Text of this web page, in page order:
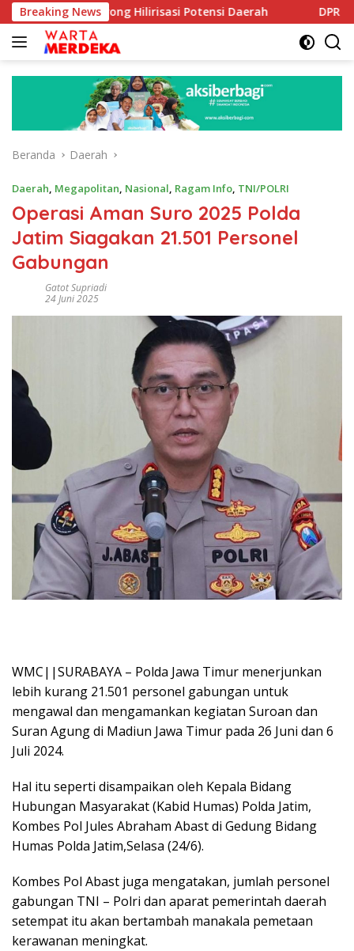
Langsung
ke
konten
Breaking News
Dorong Hilirisasi Potensi Daerah DPR Dorong
Beranda Daerah
Daerah, Megapolitan, Nasional, Ragam Info, TNI/POLRI
Operasi Aman Suro 2025 Polda
Jatim Siagakan 21.501 Personel
Gabungan
Gatot Supriadi
24 Juni 2025
WMC||SURABAYA – Polda Jawa Timur menerjunkan
lebih kurang 21.501 personel gabungan untuk
mengawal dan mengamankan kegiatan Suroan dan
Suran Agung di Madiun Jawa Timur pada 26 Juni dan 6
Juli 2024.
Hal itu seperti disampaikan oleh Kepala Bidang
Hubungan Masyarakat (Kabid Humas) Polda Jatim,
Kombes Pol Jules Abraham Abast di Gedung Bidang
Humas Polda Jatim,Selasa (24/6).
Kombes Pol Abast juga mengatakan, jumlah personel
gabungan TNI – Polri dan aparat pemerintah daerah
setempat itu akan bertambah manakala pemetaan
kerawanan meningkat.